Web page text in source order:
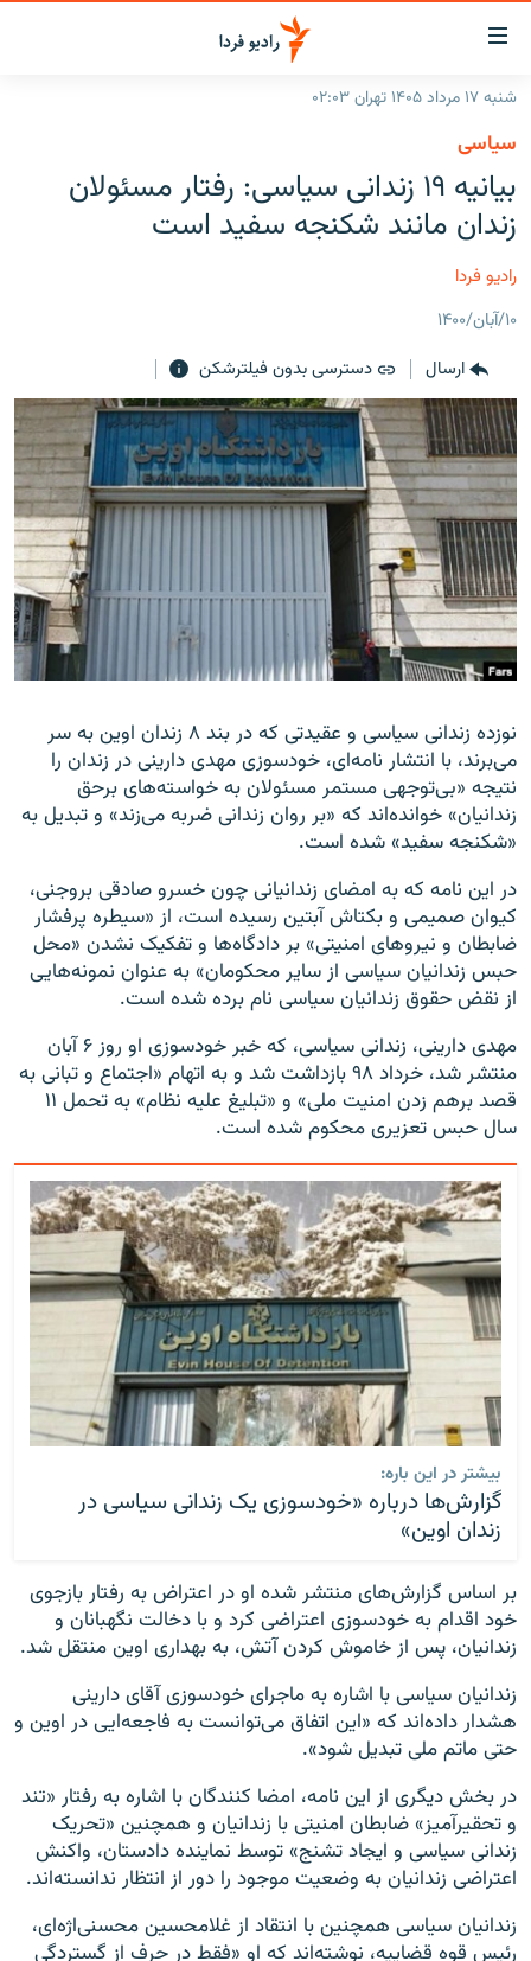
لینک‌های
قابلیت
دسترسی
بازگشت
منوی
اصلی
رفتن
به
صفحه
ایران
جهان
فرکانس‌ها
پادکست
چندرسانه‌ای
گزارش‌های تصویری
گزارش‌های ویدئویی
زنان فردا
English
به ما بپیوندید
زبان‌های دیگر
شنبه ۱۷ مرداد ۱۴۰۵ تهران ۰۲:۰۳
سیاسی
بیانیه ۱۹ زندانی سیاسی: رفتار مسئولان
زندان مانند شکنجه سفید است
رادیو فردا
۱۰/آبان/۱۴۰۰
ارسال
دسترسی بدون فیلترشکن
نوزده زندانی سیاسی و عقیدتی که در بند ۸ زندان اوین به سر
می‌برند، با انتشار نامه‌ای، خودسوزی مهدی دارینی در زندان را
نتیجه «بی‌توجهی مستمر مسئولان به خواسته‌های برحق
زندانیان» خوانده‌اند که «بر روان زندانی ضربه می‌زند» و تبدیل به
«شکنجه سفید» شده است.
در این نامه که به امضای زندانیانی چون خسرو صادقی بروجنی،
کیوان صمیمی و بکتاش آبتین رسیده است، از «سیطره پرفشار
ضابطان و نیروهای امنیتی» بر دادگاه‌ها و تفکیک نشدن «محل
حبس زندانیان سیاسی از سایر محکومان» به عنوان نمونه‌هایی
از نقض حقوق زندانیان سیاسی نام برده شده است.
مهدی دارینی، زندانی سیاسی، که خبر خودسوزی او روز ۶ آبان
منتشر شد، خرداد ۹۸ بازداشت شد و به اتهام «اجتماع و تبانی به
قصد برهم زدن امنیت ملی» و «تبلیغ علیه نظام» به تحمل ۱۱
سال حبس تعزیری محکوم شده است.
بیشتر در این باره:
گزارش‌ها درباره «خودسوزی یک زندانی سیاسی در
زندان اوین»
بر اساس گزارش‌های منتشر شده او در اعتراض به رفتار بازجوی
خود اقدام به خودسوزی اعتراضی کرد و با دخالت نگهبانان و
زندانیان، پس از خاموش کردن آتش، به بهداری اوین منتقل شد.
زندانیان سیاسی با اشاره به ماجرای خودسوزی آقای دارینی
هشدار داده‌اند که «این اتفاق می‌توانست به فاجعه‌ایی در اوین و
حتی ماتم ملی تبدیل شود».
در بخش دیگری از این نامه، امضا کنندگان با اشاره به رفتار «تند
و تحقیرآمیز» ضابطان امنیتی با زندانیان و همچنین «تحریک
زندانی سیاسی و ایجاد تشنج» توسط نماینده دادستان، واکنش
اعتراضی زندانیان به وضعیت موجود را دور از انتظار ندانسته‌اند.
زندانیان سیاسی همچنین با انتقاد از غلامحسین محسنی‌‌اژه‌ای،
رئیس قوه قضاییه، نوشته‌اند که او «فقط در حرف از گستردگی